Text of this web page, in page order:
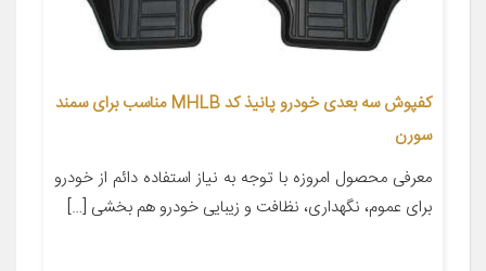
کفپوش سه بعدی خودرو پانیذ کد MHLB مناسب برای سمند
سورن
معرفی محصول امروزه با توجه به نیاز استفاده دائم از خودرو
برای عموم، نگهداری، نظافت و زیبایی خودرو هم بخشی […]